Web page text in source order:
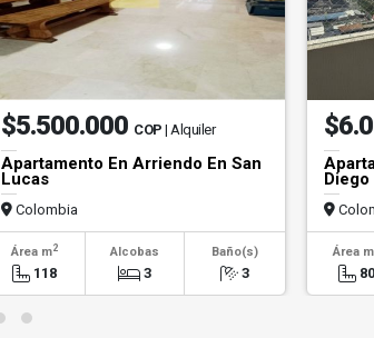
$5.500.000 COP | Alquiler
Apartamento En Arriendo En San
Lucas
Colombia
Área m2
118
Alcobas
3
Baño(s)
3
Diego
Área m
80